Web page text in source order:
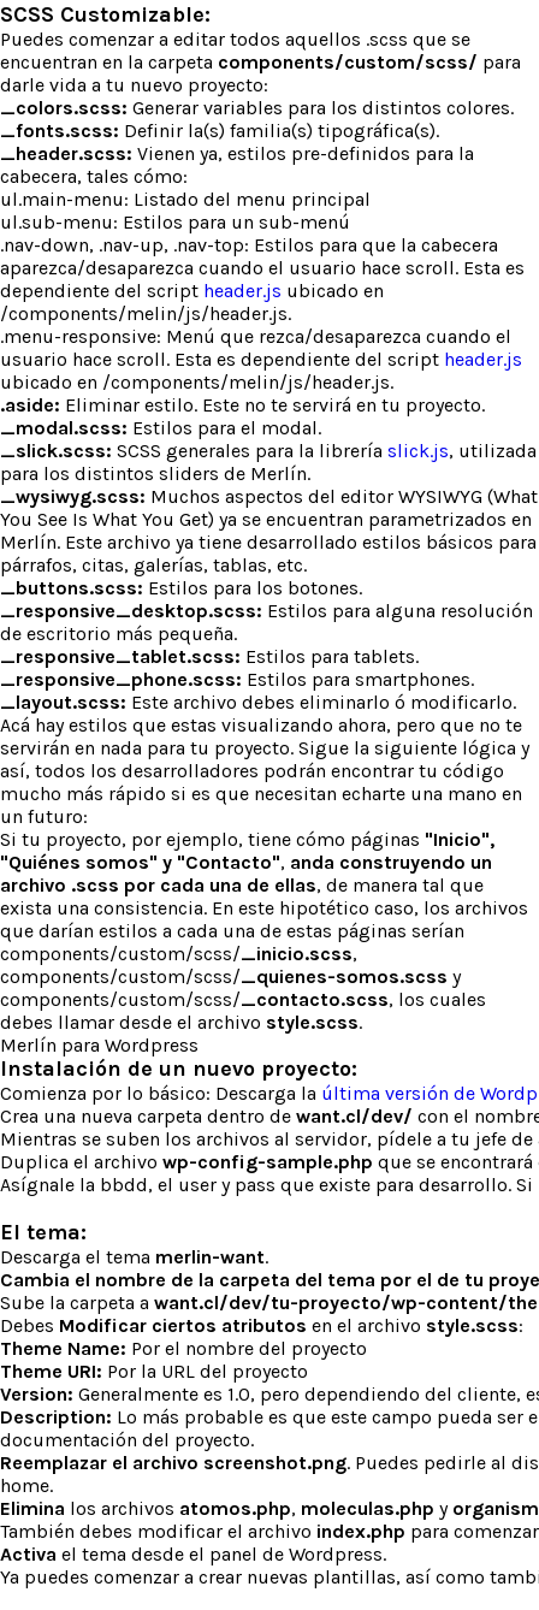
SCSS Customizable:
Puedes comenzar a editar todos aquellos .scss que se
encuentran en la carpeta components/custom/scss/ para
darle vida a tu nuevo proyecto:
_colors.scss: Generar variables para los distintos colores.
_fonts.scss: Definir la(s) familia(s) tipográfica(s).
_header.scss: Vienen ya, estilos pre-definidos para la
cabecera, tales cómo:
ul.main-menu: Listado del menu principal
ul.sub-menu: Estilos para un sub-menú
.nav-down, .nav-up, .nav-top: Estilos para que la cabecera
aparezca/desaparezca cuando el usuario hace scroll. Esta es
dependiente del script header.js ubicado en
/components/melin/js/header.js.
.menu-responsive: Menú que rezca/desaparezca cuando el
usuario hace scroll. Esta es dependiente del script header.js
ubicado en /components/melin/js/header.js.
.aside: Eliminar estilo. Este no te servirá en tu proyecto.
_modal.scss: Estilos para el modal.
_slick.scss: SCSS generales para la librería slick.js, utilizada
para los distintos sliders de Merlín.
_wysiwyg.scss: Muchos aspectos del editor WYSIWYG (What
You See Is What You Get) ya se encuentran parametrizados en
Merlín. Este archivo ya tiene desarrollado estilos básicos para
párrafos, citas, galerías, tablas, etc.
_buttons.scss: Estilos para los botones.
_responsive_desktop.scss: Estilos para alguna resolución
de escritorio más pequeña.
_responsive_tablet.scss: Estilos para tablets.
_responsive_phone.scss: Estilos para smartphones.
_layout.scss: Este archivo debes eliminarlo ó modificarlo.
Acá hay estilos que estas visualizando ahora, pero que no te
servirán en nada para tu proyecto. Sigue la siguiente lógica y
así, todos los desarrolladores podrán encontrar tu código
mucho más rápido si es que necesitan echarte una mano en
un futuro:
Si tu proyecto, por ejemplo, tiene cómo páginas "Inicio",
"Quiénes somos" y "Contacto", anda construyendo un
archivo .scss por cada una de ellas, de manera tal que
exista una consistencia. En este hipotético caso, los archivos
que darían estilos a cada una de estas páginas serían
components/custom/scss/_inicio.scss,
components/custom/scss/_quienes-somos.scss y
components/custom/scss/_contacto.scss, los cuales
debes llamar desde el archivo style.scss.
Merlín para Wordpress
Instalación de un nuevo proyecto:
Comienza por lo básico: Descarga la última versión de
Crea una nueva carpeta dentro de want.cl/dev/ con el
Mientras se suben los archivos al servidor, pídele a tu jefe de
Duplica el archivo wp-config-sample.php que se
Asígnale la bbdd, el user y pass que existe para desarrollo.
El tema:
Descarga el tema merlin-want.
Cambia el nombre de la carpeta del tema por el de tu
Sube la carpeta a want.cl/dev/tu-proyecto/wp-content/
Debes Modificar ciertos atributos en el archivo style.scss:
Theme Name: Por el nombre del proyecto
Theme URI: Por la URL del proyecto
Version: Generalmente es 1.0, pero dependiendo del
Description: Lo más probable es que este campo pueda
documentación del proyecto.
Reemplazar el archivo screenshot.png. Puedes pedirle al
home.
Elimina los archivos atomos.php, moleculas.php y
También debes modificar el archivo index.php para
Activa el tema desde el panel de Wordpress.
Ya puedes comenzar a crear nuevas plantillas, así como